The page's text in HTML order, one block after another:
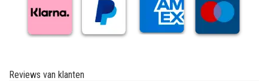
Reviews van klanten